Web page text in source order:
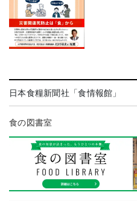
日本食糧新聞社「食情報館」
食の図書室